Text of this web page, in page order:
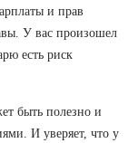
и прав
У вас произошел
есть риск
быть полезно и
И уверяет, что у